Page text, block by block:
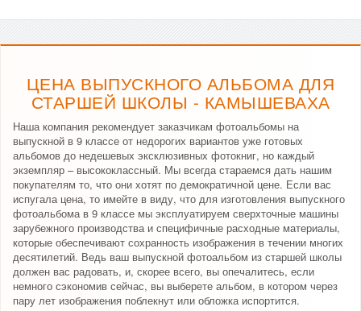
ЦЕНА ВЫПУСКНОГО АЛЬБОМА ДЛЯ
СТАРШЕЙ ШКОЛЫ - КАМЫШЕВАХА
Наша компания рекомендует заказчикам фотоальбомы на
выпускной в 9 классе от недорогих вариантов уже готовых
альбомов до недешевых эксклюзивных фотокниг, но каждый
экземпляр – высококлассный. Мы всегда стараемся дать нашим
покупателям то, что они хотят по демократичной цене. Если вас
испугала цена, то имейте в виду, что для изготовления выпускного
фотоальбома в 9 классе мы эксплуатируем сверхточные машины
зарубежного производства и специфичные расходные материалы,
которые обеспечивают сохранность изображения в течении многих
десятилетий. Ведь ваш выпускной фотоальбом из старшей школы
должен вас радовать, и, скорее всего, вы опечалитесь, если
немного сэкономив сейчас, вы выберете альбом, в котором через
пару лет изображения поблекнут или обложка испортится.